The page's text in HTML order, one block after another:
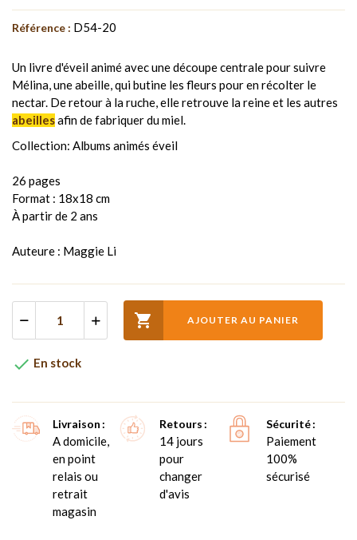
Référence : D54-20
Un livre d'éveil animé avec une découpe centrale pour suivre
Mélina, une abeille, qui butine les fleurs pour en récolter le
nectar. De retour à la ruche, elle retrouve la reine et les autres
abeillesafin de fabriquer du miel.
Collection: Albums animés éveil
26 pages
Format : 18x18 cm
À partir de 2 ans
Auteure : Maggie Li
 AJOUTER AU PANIER
 En stock
Livraison
A domicile,
en point
relais ou
retrait
magasin
Retours
14 jours
pour
changer
d'avis
Sécurité
Paiement
100%
sécurisé